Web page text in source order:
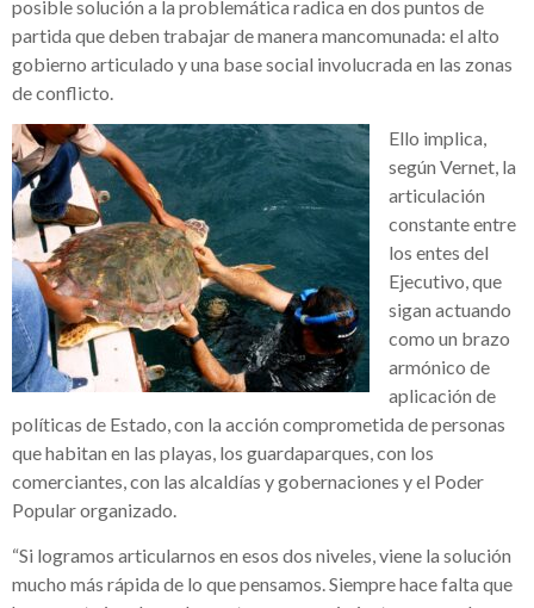
posible solución a la problemática radica en dos puntos de
partida que deben trabajar de manera mancomunada: el alto
gobierno articulado y una base social involucrada en las zonas
de conflicto.
Ello implica,
según Vernet, la
articulación
constante entre
los entes del
Ejecutivo, que
sigan actuando
como un brazo
armónico de
aplicación de
políticas de Estado, con la acción comprometida de personas
que habitan en las playas, los guardaparques, con los
comerciantes, con las alcaldías y gobernaciones y el Poder
Popular organizado.
“Si logramos articularnos en esos dos niveles, viene la solución
mucho más rápida de lo que pensamos. Siempre hace falta que